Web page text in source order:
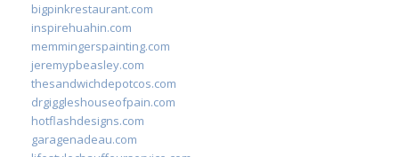
bigpinkrestaurant.com
inspirehuahin.com
memmingerspainting.com
jeremypbeasley.com
thesandwichdepotcos.com
drgiggleshouseofpain.com
hotflashdesigns.com
garagenadeau.com